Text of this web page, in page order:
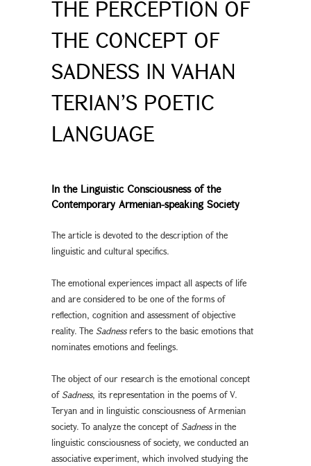
THE PERCEPTION OF
THE CONCEPT OF
SADNESS IN VAHAN
TERIAN’S POETIC
LANGUAGE
In the Linguistic Consciousness of the
Contemporary Armenian-speaking Society
The article is devoted to the description of the
linguistic and cultural specifics.
The emotional experiences impact all aspects of life
and are considered to be one of the forms of
reflection, cognition and assessment of objective
reality. The Sadnessrefers to the basic emotions that
nominates emotions and feelings.
The object of our research is the emotional concept
of Sadness, its representation in the poems of V.
Teryan and in linguistic consciousness of Armenian
society. To analyze the concept of Sadnessin the
linguistic consciousness of society, we conducted an
associative experiment, which involved studying the